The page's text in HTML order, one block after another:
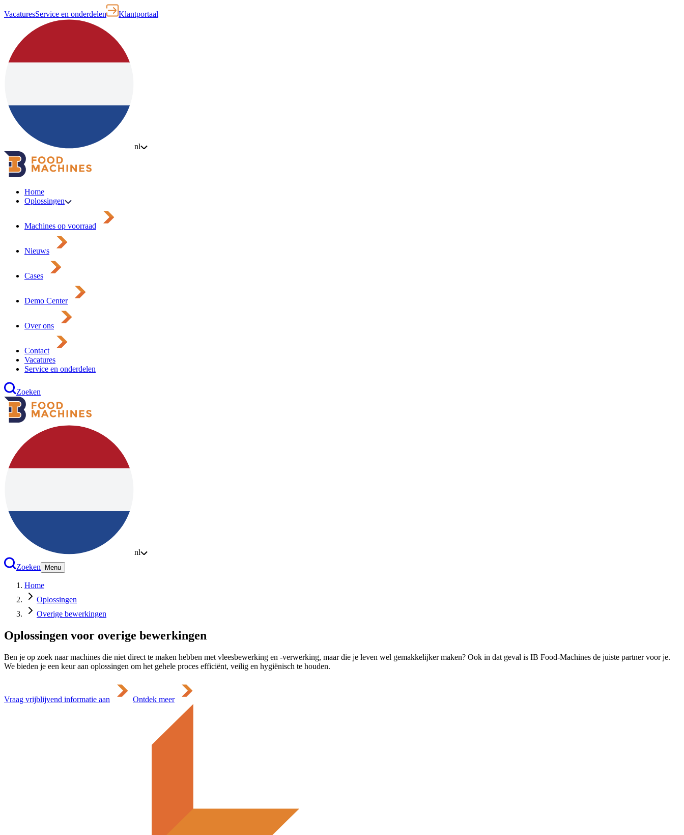
VacaturesService en onderdelen Klantportaal
nl
Home
Oplossingen
Machines op voorraad
Nieuws
Cases
Demo Center
Over ons
Contact
Vacatures
Service en onderdelen
Zoeken
nl
Zoeken
Menu
Home
Oplossingen
Overige bewerkingen
Oplossingen voor overige bewerkingen
Ben je op zoek naar machines die niet direct te maken hebben met vleesbewerking en -verwerking, maar die je leven wel gemakkelijker maken? Ook in dat geval is IB Food-Machines de juiste partner voor je.
We bieden je een keur aan oplossingen om het gehele proces efficiënt, veilig en hygiënisch te houden.
Vraag vrijblijvend informatie aan Ontdek meer